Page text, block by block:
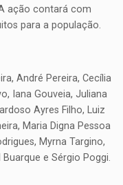
ação contará com
para a população.
André Pereira, Cecília
Iana Gouveia, Juliana
Ayres Filho, Luiz
Maria Digna Pessoa
Myrna Targino,
e Sérgio Poggi.